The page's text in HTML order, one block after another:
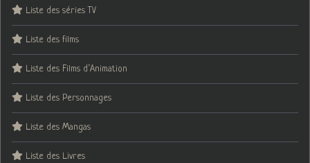
Liste des séries TV
Liste des films
Liste des Films d’Animation
Liste des Personnages
Liste des Mangas
Liste des Livres